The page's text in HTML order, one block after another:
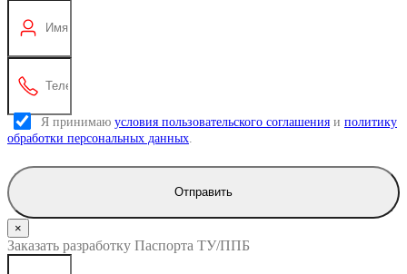
Я принимаю условия пользовательского соглашения и политику
обработки персональных данных
Отправить
×
Заказать разработку Паспорта ТУ/ППБ